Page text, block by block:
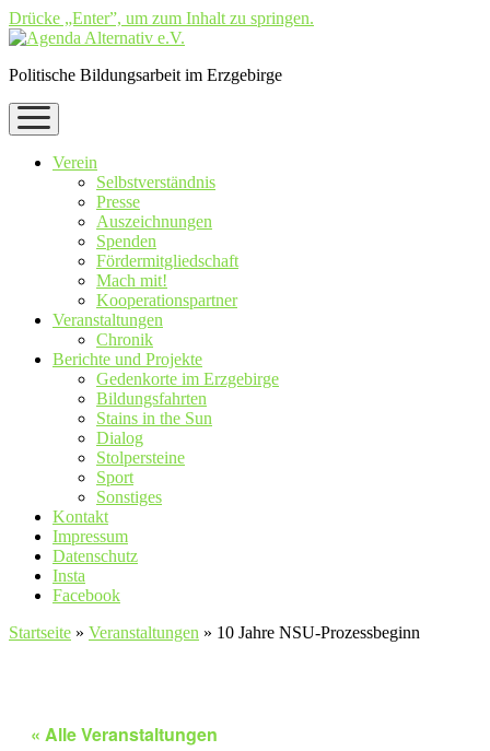
Drücke „Enter”, um zum Inhalt zu springen.
Politische Bildungsarbeit im Erzgebirge
Menü
öffnen
Verein
Selbstverständnis
Presse
Auszeichnungen
Spenden
Fördermitgliedschaft
Mach mit!
Kooperationspartner
Veranstaltungen
Chronik
Berichte und Projekte
Gedenkorte im Erzgebirge
Bildungsfahrten
Stains in the Sun
Dialog
Stolpersteine
Sport
Sonstiges
Kontakt
Impressum
Datenschutz
Insta
Facebook
Startseite » Veranstaltungen » 10 Jahre NSU-Prozessbeginn
« Alle Veranstaltungen